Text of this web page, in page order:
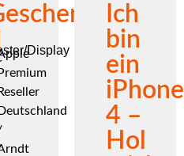
Display
Ich
bin
ein
iPhone
4 –
Hol